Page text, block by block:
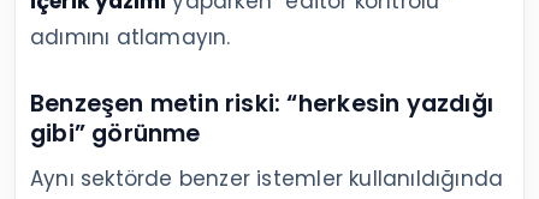
adımını atlamayın.
Benzeşen metin riski: “herkesin yazdığı
gibi” görünme
Aynı sektörde benzer istemler kullanıldığında